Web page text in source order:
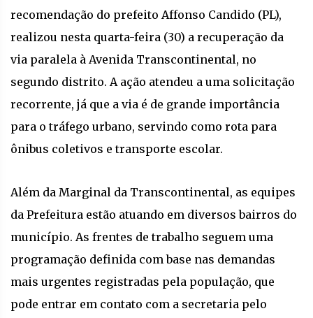
recomendação do prefeito Affonso Candido (PL),
realizou nesta quarta-feira (30) a recuperação da
via paralela à Avenida Transcontinental, no
segundo distrito. A ação atendeu a uma solicitação
recorrente, já que a via é de grande importância
para o tráfego urbano, servindo como rota para
ônibus coletivos e transporte escolar.
Além da Marginal da Transcontinental, as equipes
da Prefeitura estão atuando em diversos bairros do
município. As frentes de trabalho seguem uma
programação definida com base nas demandas
mais urgentes registradas pela população, que
pode entrar em contato com a secretaria pelo